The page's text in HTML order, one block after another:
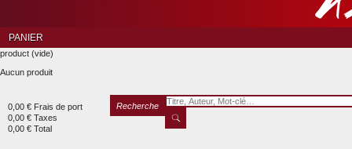
Recherche
PANIER
product (vide)
Aucun produit
0,00 € Frais de port
0,00 € Taxes
0,00 € Total